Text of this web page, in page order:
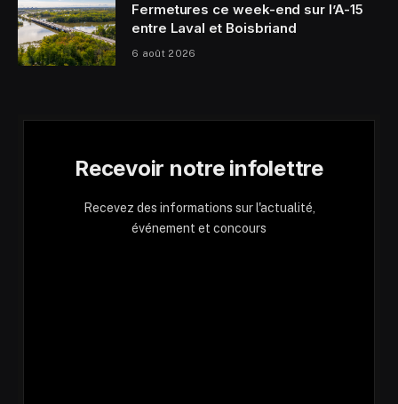
Fermetures ce week-end sur l’A-15
entre Laval et Boisbriand
6 août 2026
Recevoir notre infolettre
Recevez des informations sur l'actualité,
événement et concours